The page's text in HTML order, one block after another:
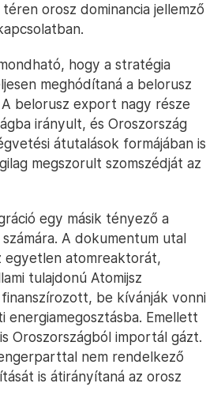
orosz dominancia jellemző
hogy a stratégia
meghódítaná a belorusz
belorusz export nagy része
irányult, és Oroszország
átutalások formájában is
megszorult szomszédját az
egy másik tényező a
A dokumentum utal
egyetlen atomreaktorát,
tulajdonú Atomijsz
be kívánják vonni
energiamegosztásba. Emellett
Oroszországból importál gázt.
nem rendelkező
is átirányítaná az orosz